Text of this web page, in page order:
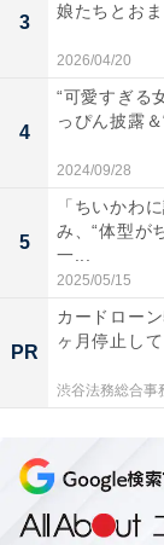
3
娘たちとお
2026/04/20
4
“可愛すぎる
っぴん披露
2024/09/28
5
「ちいかわ
み、“体型が
一...
2025/05/15
PR
カードロー
ヶ月停止し
渋谷法務総合事